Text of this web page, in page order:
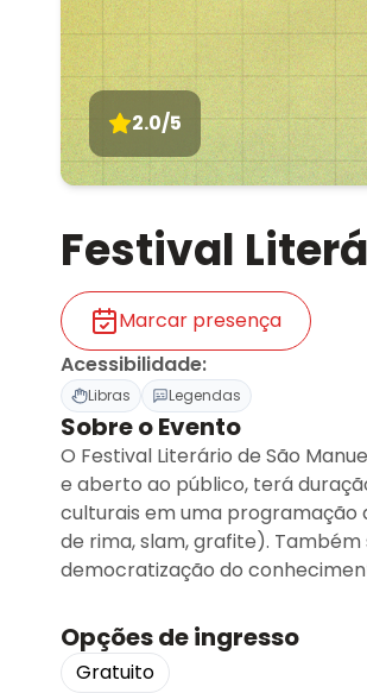
2.0/5
Festival
Marcar presença
Acessibilidade:
Libras Legendas
Sobre o Evento
O Festival Literário de São
e aberto ao público, terá
culturais em uma
de rima, slam, grafite).
democratização do
Opções de ingresso
Gratuito